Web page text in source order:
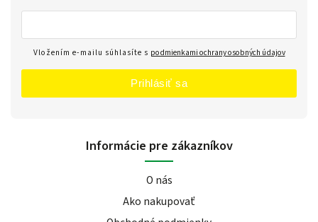
Vložením e-mailu súhlasíte s podmienkami ochrany osobných údajov
Prihlásiť sa
Informácie pre zákazníkov
O nás
Ako nakupovať